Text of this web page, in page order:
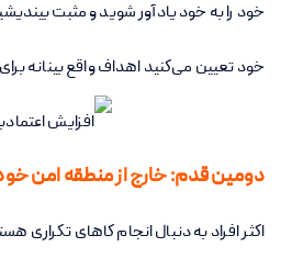
خود را به خود یادآور شوید و مثبت
خود تعیین می‌کنید اهداف واقع بینانه
دومین قدم: خارج از منطقه امن
اکثر افراد به دنبال انجام کاهای تکراری